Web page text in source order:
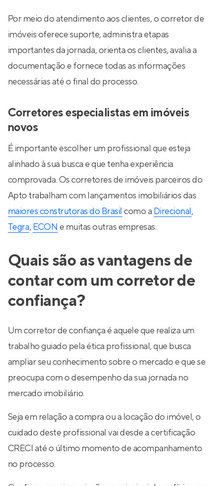
Por meio do atendimento aos clientes, o corretor de
imóveis oferece suporte, administra etapas
importantes da jornada, orienta os clientes, avalia a
documentação e fornece todas as informações
necessárias até o final do processo.
Corretores especialistas em imóveis
novos
É importante escolher um profissional que esteja
alinhado à sua busca e que tenha experiência
comprovada. Os corretores de imóveis parceiros do
Apto trabalham com lançamentos imobiliários das
maiores construtoras do Brasil como a Direcional,
Tegra, ECON e muitas outras empresas.
Quais são as vantagens de
contar com um corretor de
confiança?
Um corretor de confiança é aquele que realiza um
trabalho guiado pela ética profissional, que busca
ampliar seu conhecimento sobre o mercado e que se
preocupa com o desempenho da sua jornada no
mercado imobiliário.
Seja em relação a compra ou a locação do imóvel, o
cuidado deste profissional vai desde a certificação
CRECI até o último momento de acompanhamento
no processo.